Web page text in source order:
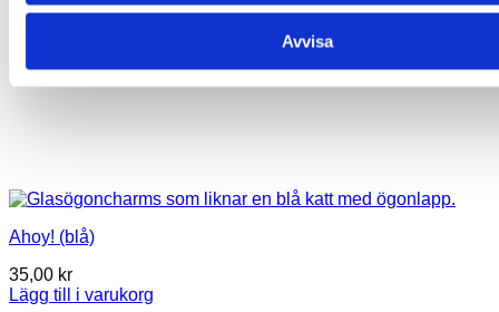
Avvisa
Ahoy! (blå)
35,00 kr
Lägg till i varukorg